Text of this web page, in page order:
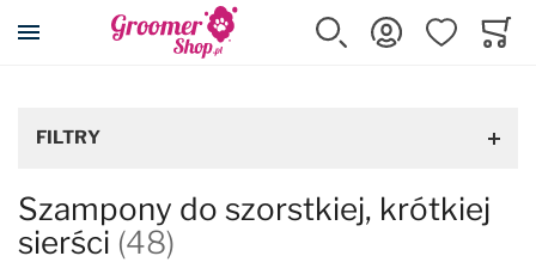
Przejdź na stronę główną
Szukaj Zaloguj sięUlubione
FILTRY
Szampony do szorstkiej, krótkiej
sierści (48)